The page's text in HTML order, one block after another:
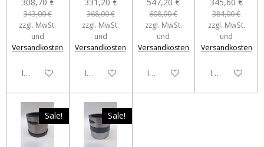
343,00 €
zzgl. MwSt.
und
Versandkosten
In den Warenkorb
368,00 €
zzgl. MwSt.
und
Versandkosten
In den Warenkorb
608,00 €
zzgl. MwSt.
und
Versandkosten
In den Warenkorb
384,00 €
zzgl. MwSt.
und
Versandkosten
In den
Sale! Sale!